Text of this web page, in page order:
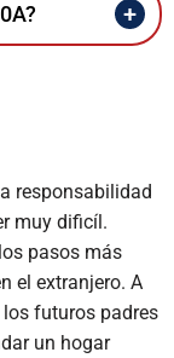
responsabilidad
muy dificíl.
pasos más
el extranjero. A
los futuros padres
un hogar